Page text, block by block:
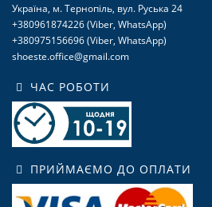
Україна, м. Тернопіль, вул. Руська 24
+380961874226 (Viber, WhatsApp)
+380975156696 (Viber, WhatsApp)
shoeste.office@gmail.com
ЧАС РОБОТИ
ПРИЙМАЄМО ДО ОПЛАТИ